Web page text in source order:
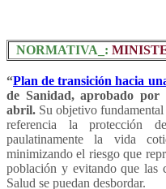
NORMATIVA_:
“Plan de transición hacia
de Sanidad, aprobado
abril. Su objetivo
referencia la protección
paulatinamente la vida
minimizando el riesgo que
población y evitando que las
Salud se puedan desbordar.